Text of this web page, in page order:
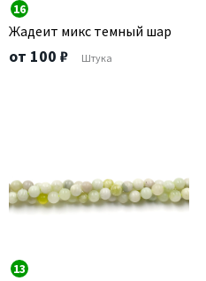
16
Жадеит микс темный шар
от 100 ₽ Штука
13